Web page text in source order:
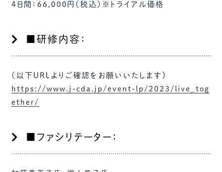
4日間：66,000円（税込）※トライアル価格
■研修内容：
（以下URLよりご確認をお願いいたします）
https://www.j-cda.jp/event-lp/2023/live_tog
ether/
■ファシリテーター：